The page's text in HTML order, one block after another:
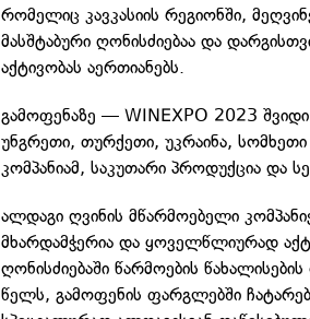
რომელიც კავკასიის რეგიონში,
მასშტაბური ღონისძიებაა და
აქტივობას აერთიანებს.
გამოფენაზე — WINEXPO 2023 შვიდი
უნგრეთი, თურქეთი, უკრაინა,
კომპანიამ, საკუთარი პროდუქცია და
ალდაგი ღვინის მწარმოებელი
მხარდამჭერია და ყოველწლიურად
ღონისძიებაში წარმოების
წელს, გამოფენის ფარგლებში